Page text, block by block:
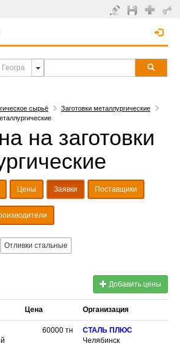
сырьё
Заготовки металлургические
на заготовки
Цены Заявки Поставщики
Отливки стальные
Добавить цены
Цена Организация
60000 тн
СТАЛЬ ПЛЮС
Челябинск